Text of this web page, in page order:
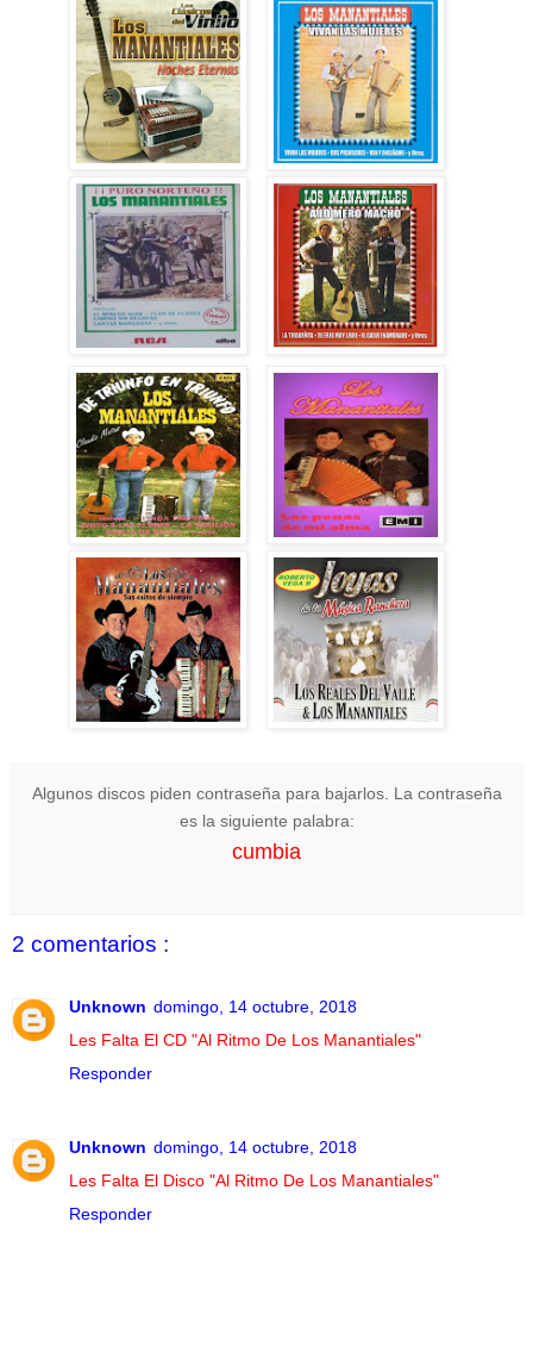
Algunos discos piden contraseña para bajarlos. La contraseña
es la siguiente palabra:
cumbia
2 comentarios :
Unknown domingo, 14 octubre, 2018
Les Falta El CD "Al Ritmo De Los Manantiales"
Responder
Unknown domingo, 14 octubre, 2018
Les Falta El Disco "Al Ritmo De Los Manantiales"
Responder